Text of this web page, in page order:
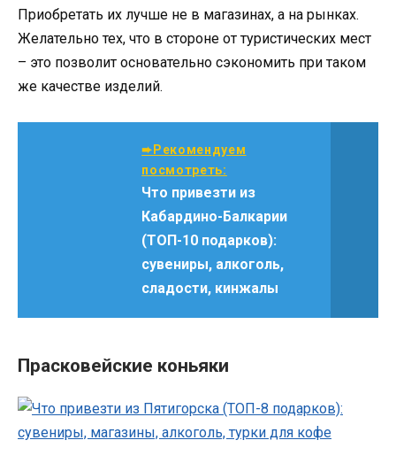
Приобретать их лучше не в магазинах, а на рынках.
Желательно тех, что в стороне от туристических мест
– это позволит основательно сэкономить при таком
же качестве изделий.
➨Рекомендуем
посмотреть:
Что привезти из
Кабардино-Балкарии
(ТОП-10 подарков):
сувениры, алкоголь,
сладости, кинжалы
Прасковейские коньяки